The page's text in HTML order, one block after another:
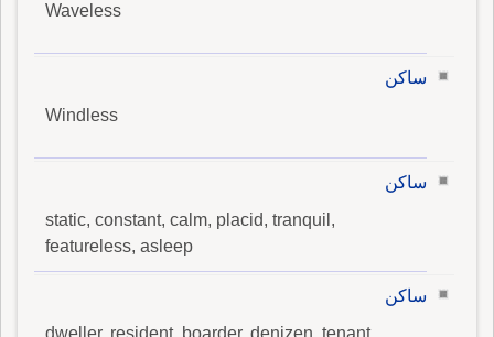
Waveless
ساكن
Windless
ساكن
static, constant, calm, placid, tranquil,
featureless, asleep
ساكن